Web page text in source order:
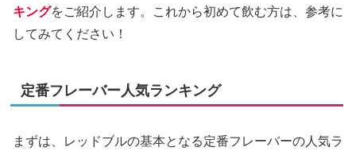
キングをご紹介します。これから初めて飲む方は、参考に
してみてください！
定番フレーバー人気ランキング
まずは、レッドブルの基本となる定番フレーバーの人気ラ